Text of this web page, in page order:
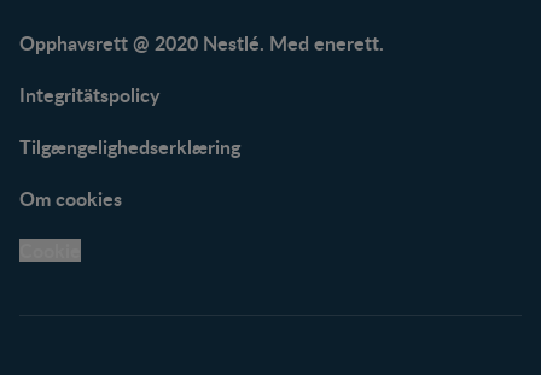
Opphavsrett @ 2020 Nestlé. Med enerett.
Integritätspolicy
Tilgængelighedserklæring
Om cookies